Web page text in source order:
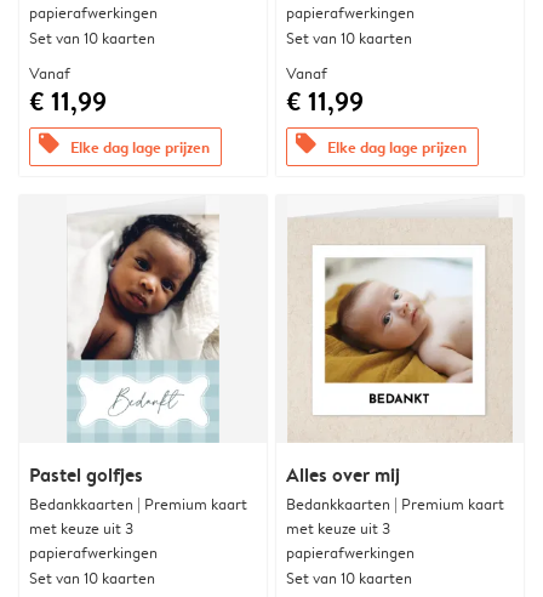
papierafwerkingen
Set van 10 kaarten
Vanaf
€ 11,99
offers Elke dag lage prijzen
papierafwerkingen
Set van 10 kaarten
Vanaf
€ 11,99
offers Elke dag lage prijzen
Pastel golfjes
Bedankkaarten | Premium kaart
met keuze uit 3
papierafwerkingen
Set van 10 kaarten
Alles over mij
Bedankkaarten | Premium kaart
met keuze uit 3
papierafwerkingen
Set van 10 kaarten